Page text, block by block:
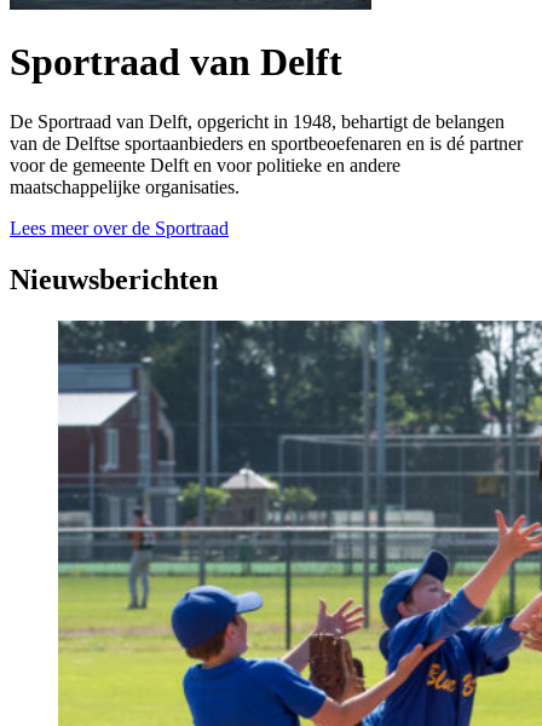
Sportraad van Delft
De Sportraad van Delft, opgericht in 1948, behartigt de belangen
van de Delftse sportaanbieders en sportbeoefenaren en is dé partner
voor de gemeente Delft en voor politieke en andere
maatschappelijke organisaties.
Lees meer over de Sportraad
Nieuwsberichten